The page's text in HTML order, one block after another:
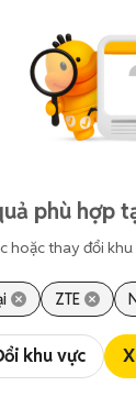
phù hợp
hoặc thay đổi
ZTE
khu vực